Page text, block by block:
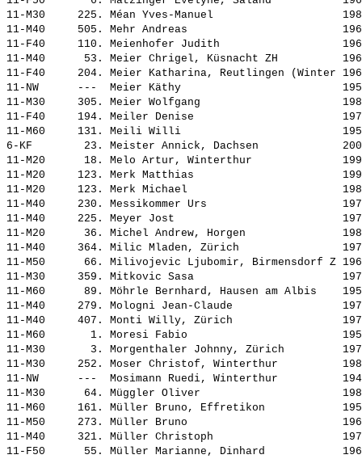
11-M30     225. Méan Yves-Manuel
11-M40     505. Mehr Andreas
11-F40     110. Meienhofer Judith
11-M40      53. Meier Chrigel, Küsnacht ZH
11-F40     204. Meier Katharina, Reutlingen (Winter
11-NW      --- Meier Käthy
11-M30     305. Meier Wolfgang
11-F40     194. Meiler Denise
11-M60     131. Meili Willi
6-KF        23. Meister Annick, Dachsen
11-M20      18. Melo Artur, Winterthur
11-M20     123. Merk Matthias
11-M20     123. Merk Michael
11-M40     230. Messikommer Urs
11-M40     225. Meyer Jost
11-M20      36. Michel Andrew, Horgen
11-M40     364. Milic Mladen, Zürich
11-M50      66. Milivojevic Ljubomir, Birmensdorf Z
11-M30     359. Mitkovic Sasa
11-M60      89. Möhrle Bernhard, Hausen am Albis
11-M40     279. Mologni Jean-Claude
11-M40     407. Monti Willy, Zürich
11-M60       1. Moresi Fabio
11-M30       3. Morgenthaler Johnny, Zürich
11-M30     252. Moser Christof, Winterthur
11-NW      --- Mosimann Ruedi, Winterthur
11-M30      64. Müggler Oliver
11-M60     161. Müller Bruno, Effretikon
11-M50     273. Müller Bruno
11-M40     321. Müller Christoph
11-F50      55. Müller Marianne, Dinhard